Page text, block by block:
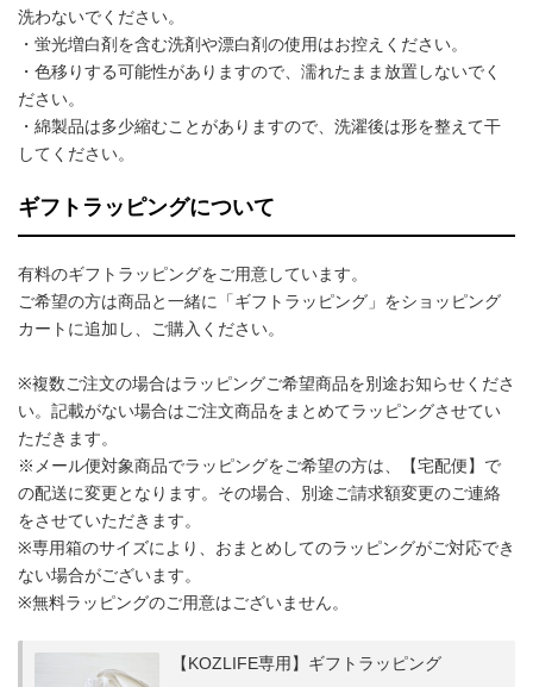
洗わないでください。
・蛍光増白剤を含む洗剤や漂白剤の使用はお控えください。
・色移りする可能性がありますので、濡れたまま放置しないでく
ださい。
・綿製品は多少縮むことがありますので、洗濯後は形を整えて干
してください。
ギフトラッピングについて
有料のギフトラッピングをご用意しています。
ご希望の方は商品と一緒に「ギフトラッピング」をショッピング
カートに追加し、ご購入ください。
※複数ご注文の場合はラッピングご希望商品を別途お知らせくださ
い。記載がない場合はご注文商品をまとめてラッピングさせてい
ただきます。
※メール便対象商品でラッピングをご希望の方は、【宅配便】で
の配送に変更となります。その場合、別途ご請求額変更のご連絡
をさせていただきます。
※専用箱のサイズにより、おまとめしてのラッピングがご対応でき
ない場合がございます。
※無料ラッピングのご用意はございません。
【KOZLIFE専用】ギフトラッピング